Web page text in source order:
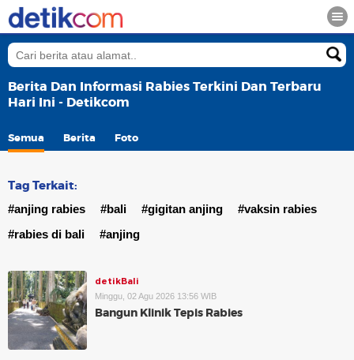
Berita Dan Informasi Rabies Terkini Dan Terbaru
Hari Ini - Detikcom
Semua Berita Foto
Tag Terkait:
#anjing rabies #bali #gigitan anjing
#vaksin rabies
#rabies di bali
#anjing
detikBali
Minggu, 02 Agu 2026 13:56 WIB
Bangun Klinik Tepis Rabies